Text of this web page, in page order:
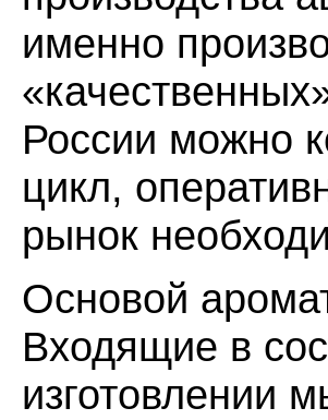
именно
России можно
цикл,
рынок
Основой
Входящие в
изготовлении